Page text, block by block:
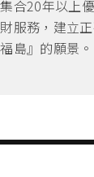
合20年以上
服務，建立
島』的願景。